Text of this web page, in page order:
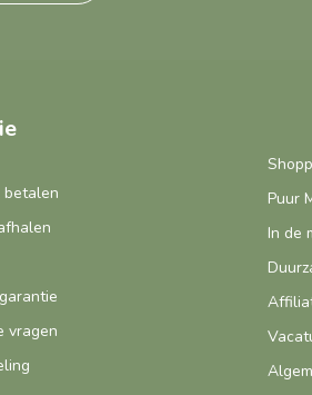
betalen
vragen
Puur
In de